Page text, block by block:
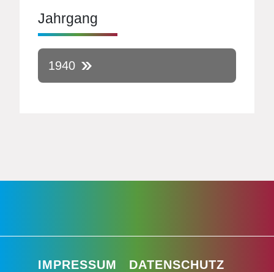
Jahrgang
1940
IMPRESSUM DATENSCHUTZ